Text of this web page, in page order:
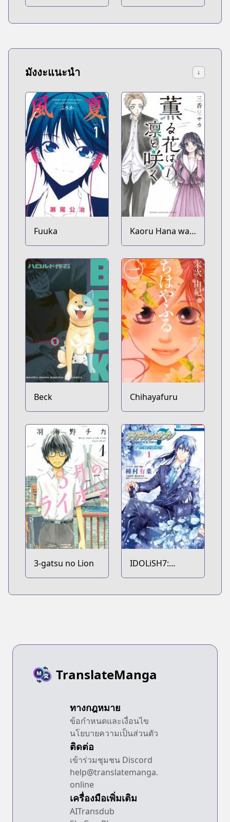
มังงะแนะนำ ↓
Fuuka
Kaoru Hana wa
Rin to Saku
Beck Chihayafuru
3-gatsu no Lion
IDOLiSH7:
Re:member
TranslateManga
ทางกฎหมาย
ข้อกำหนดและเงื่อนไข
นโยบายความเป็นส่วนตัว
ติดต่อ
เข้าร่วมชุมชน Discord
help@translatemanga.
online
เครื่องมือเพิ่มเติม
AITransdub